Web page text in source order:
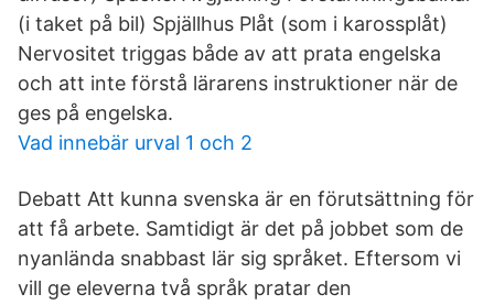
(i taket på bil) Spjällhus Plåt (som i karossplåt)
Nervositet triggas både av att prata engelska
och att inte förstå lärarens instruktioner när de
ges på engelska.
Vad innebär urval 1 och 2
Debatt Att kunna svenska är en förutsättning för
att få arbete. Samtidigt är det på jobbet som de
nyanlända snabbast lär sig språket. Eftersom vi
vill ge eleverna två språk pratar den